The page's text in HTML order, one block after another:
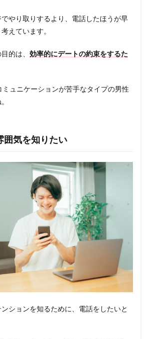
でやり取りするより、電話したほうが早
えています。
的は、 効率的にデートの約束をするた
ミュニケーションが苦手なタイプの男性
囲気を知りたい
ションを知るために、電話をしたいと